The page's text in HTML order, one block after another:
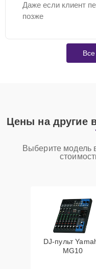
Даже если клиент
позже
Цены на другие
Выберите модель
DJ-пульт
MG10